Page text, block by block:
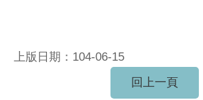
上版日期：104-06-15
回上一頁